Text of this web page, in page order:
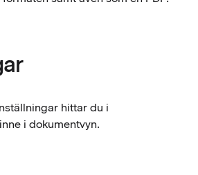
hittar du i
i dokumentvyn.